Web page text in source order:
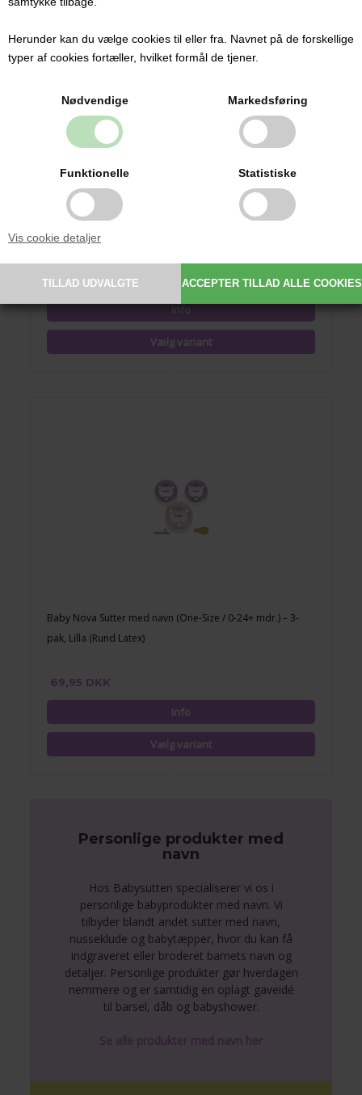
Herunder kan du vælge cookies til eller fra. Navnet på de forskellige
typer af cookies fortæller, hvilket formål de tjener.
Nødvendige Markedsføring
Funktionelle Statistiske
Vis cookie detaljer
Baby Nova Sutter med navn (One-Size / 0-24+ mdr.) – 3-
pak, Lyserød (Rund Latex)
69,95 DKK
Baby Nova Sutter med navn (One-Size / 0-24+ mdr.) – 3-
pak, Lilla (Rund Latex)
69,95 DKK
Personlige produkter med
navn
Hos Babysutten specialiserer vi os i
personlige babyprodukter med navn. Vi
tilbyder blandt andet sutter med navn,
nusseklude og babytæpper, hvor du kan få
indgraveret eller broderet barnets navn og
detaljer. Personlige produkter gør hverdagen
nemmere og er samtidig en oplagt gaveidé
til barsel, dåb og babyshower.
Se alle produkter med navn her